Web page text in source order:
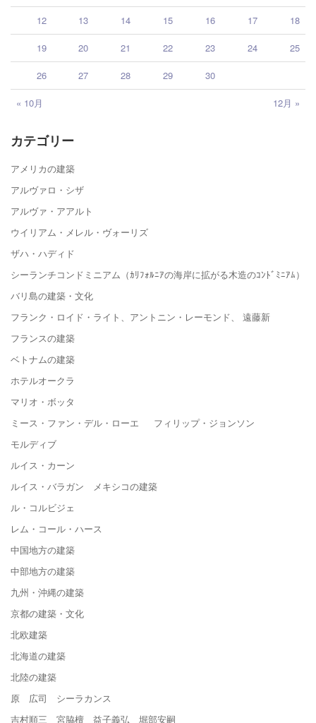
« 10月 12月 »
12 13 14 15 16 17 18
19 20 21 22 23 24 25
26 27 28 29 30
カテゴリー
アメリカの建築
アルヴァロ・シザ
アルヴァ・アアルト
ウイリアム・メレル・ヴォーリズ
ザハ・ハディド
シーランチコンドミニアム（ｶﾘﾌｫﾙﾆｱの海岸に拡がる木造のｺﾝﾄﾞﾐﾆｱﾑ）
バリ島の建築・文化
フランク・ロイド・ライト、アントニン・レーモンド、 遠藤新
フランスの建築
ベトナムの建築
ホテルオークラ
マリオ・ボッタ
ミース・ファン・デル・ローエ フィリップ・ジョンソン
モルディブ
ルイス・カーン
ルイス・バラガン メキシコの建築
ル・コルビジェ
レム・コール・ハース
中国地方の建築
中部地方の建築
九州・沖縄の建築
京都の建築・文化
北欧建築
北海道の建築
北陸の建築
原 広司 シーラカンス
吉村順三 宮脇檀 益子義弘 堀部安嗣